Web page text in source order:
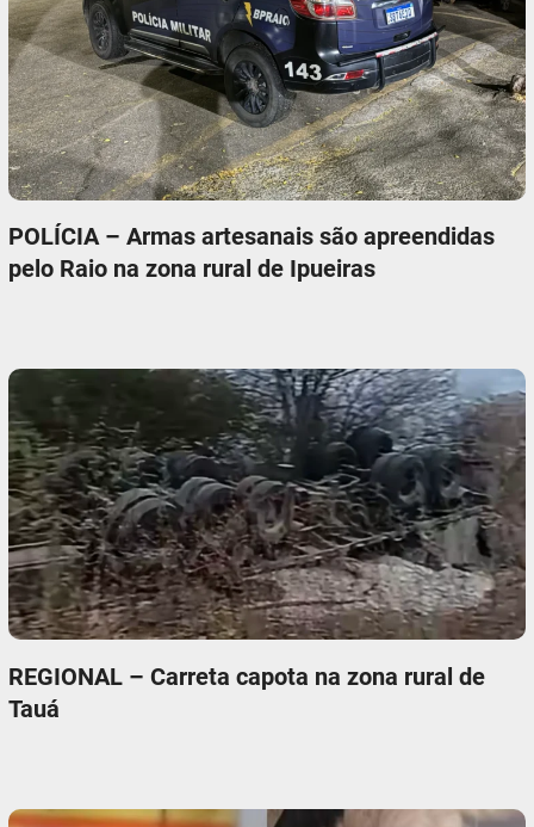
POLÍCIA – Armas artesanais são apreendidas
pelo Raio na zona rural de Ipueiras
REGIONAL – Carreta capota na zona rural de
Tauá